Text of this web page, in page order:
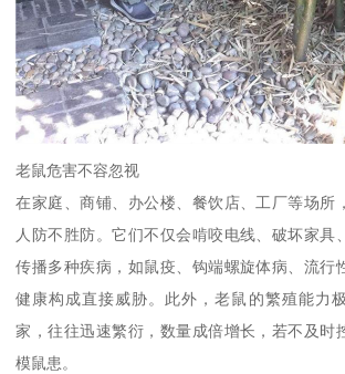
老鼠危害不容忽视
在家庭、商铺、办公楼、餐饮店、工厂等场所
人防不胜防。它们不仅会啃咬电线、破坏家具
传播多种疾病，如鼠疫、钩端螺旋体病、流行
健康构成直接威胁。此外，老鼠的繁殖能力
家，往往迅速繁衍，数量成倍增长，若不及时
模鼠患。